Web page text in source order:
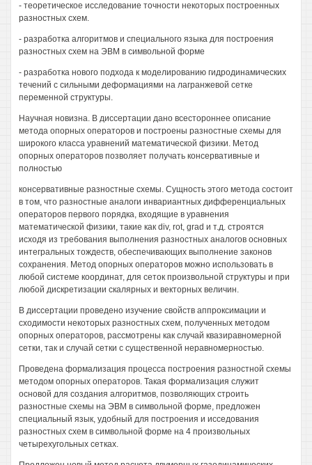
- теоретическое исследование точности некоторых построенных
разностных схем.
- разработка алгоритмов и специального языка для построения
разностных схем на ЭВМ в символьной форме
- разработка нового подхода к моделированию гидродинамических
течений с сильными деформациями на лагранжевой сетке
переменной структуры.
Научная новизна. В диссертации дано всестороннее описание
метода опорных операторов и построены разностные схемы для
широкого класса уравнений математической физики. Метод
опорных операторов позволяет получать консервативные и
полностью
консервативные разностные схемы. Сущность этого метода состоит
в том, что разностные аналоги инвариантных дифференциальных
операторов первого порядка, входящие в уравнения
математической физики, такие как div, rot, grad и т.д. строятся
исходя из требования выполнения разностных аналогов основных
интегральных тождеств, обеспечивающих выполнение законов
сохранения. Метод опорных операторов можно использовать в
любой системе координат, для сеток произвольной структуры и при
любой дискретизации скалярных и векторных величин.
В диссертации проведено изучение свойств аппроксимации и
сходимости некоторых разностных схем, полученных методом
опорных операторов, рассмотрены как случай квазиравномерной
сетки, так и случай сетки с существенной неравномерностью.
Проведена формализация процесса построения разностной схемы
методом опорных операторов. Такая формализация служит
основой для создания алгоритмов, позволяющих строить
разностные схемы на ЭВМ в символьной форме, предложен
специальный язык, удобный для построения и исседования
разностных схем в символьной форме на 4 произвольных
четырехугольных сетках.